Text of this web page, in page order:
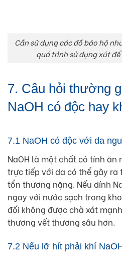
Cần sử dụng các đồ bảo hộ
quá trình sử dụng xút
7. Câu hỏi thường
NaOH có độc hay
7.1 NaOH có độc với da
NaOH là một chất có tính ăn
trực tiếp với da có thể gây
tổn thương nặng. Nếu dính
ngay với nước sạch trong
đối không được chà xát
thương vết thương sâu hơn.
7.2 Nếu lỡ hít phải khí